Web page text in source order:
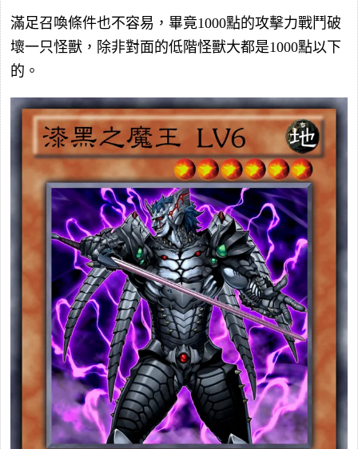
滿足召喚條件也不容易，畢竟1000點的攻擊力戰鬥破
壞一只怪獸，除非對面的低階怪獸大都是1000點以下
的。